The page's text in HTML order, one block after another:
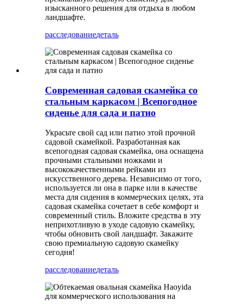
изысканного решения для отдыха в любом
ландшафте.
расследованиедеталь
Современная садовая скамейка со
стальным каркасом | Всепогодное
сиденье для сада и патио
Украсьте свой сад или патио этой прочной
садовой скамейкой. Разработанная как
всепогодная садовая скамейка, она оснащена
прочными стальными ножками и
высококачественными рейками из
искусственного дерева. Независимо от того,
используется ли она в парке или в качестве
места для сидения в коммерческих целях, эта
садовая скамейка сочетает в себе комфорт и
современный стиль. Вложите средства в эту
неприхотливую в уходе садовую скамейку,
чтобы обновить свой ландшафт. Закажите
свою премиальную садовую скамейку
сегодня!
расследованиедеталь